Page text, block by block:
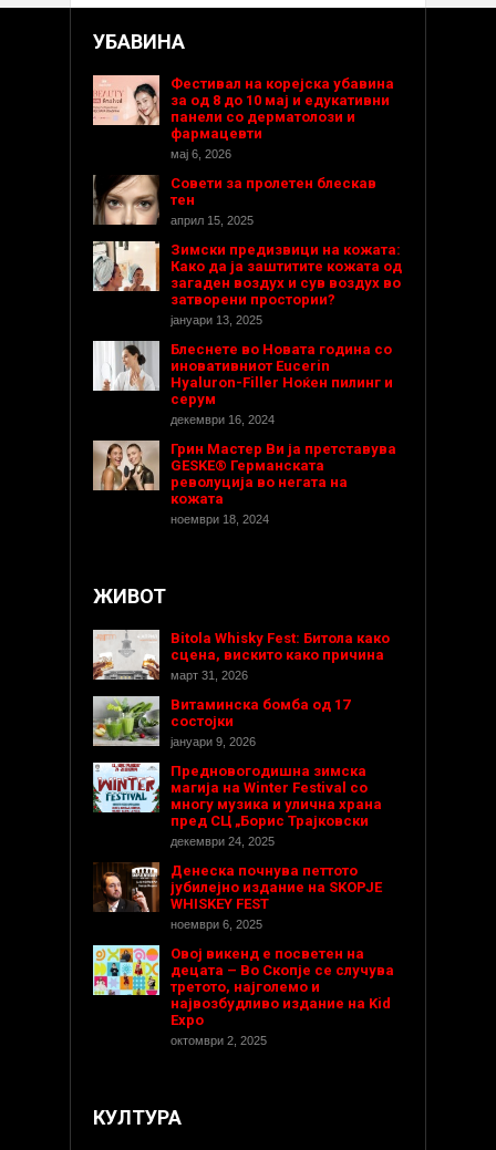
УБАВИНА
Фестивал на корејска убавина
за од 8 до 10 мај и едукативни
панели со дерматолози и
фармацевти
мај 6, 2026
Совети за пролетен блескав
тен
април 15, 2025
Зимски предизвици на кожата:
Како да ја заштитите кожата од
загаден воздух и сув воздух во
затворени простории?
јануари 13, 2025
Блеснете во Новата година со
иновативниот Eucerin
Hyaluron-Filler Ноќен пилинг и
серум
декември 16, 2024
Грин Мастер Ви ја претставува
GESKE® Германската
револуција во негата на
кожата
ноември 18, 2024
ЖИВОТ
Bitola Whisky Fest: Битола како
сцена, вискито како причина
март 31, 2026
Витаминска бомба од 17
состојки
јануари 9, 2026
Предновогодишнa зимска
магија на Winter Festival со
многу музика и улична храна
пред СЦ „Борис Трајковски
декември 24, 2025
Денеска почнува петтото
јубилејно издание на SKOPJE
WHISKEY FEST
ноември 6, 2025
Овој викенд е посветен на
децата – Во Скопје се случува
третото, најголемо и
највозбудливо издание на Kid
Expo
октомври 2, 2025
КУЛТУРА